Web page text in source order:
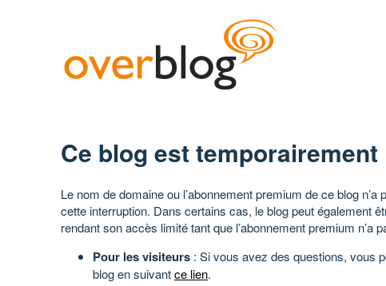
Ce blog est
Le nom de domaine ou l’abonnement premium de ce blog
cette interruption. Dans certains cas, le blog peut également
rendant son accès limité tant que l’abonnement premium n’a
Pour les visiteurs : Si vous avez des questions, vous
blog en suivantce lien.